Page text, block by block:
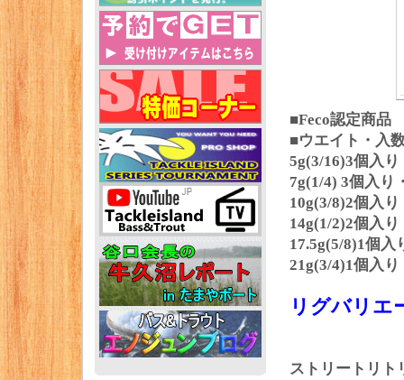
■Feco認定商品
■ウエイト・入
5g(3/16)3個入
7g(1/4) 3個入り
10g(3/8)2個入
14g(1/2)2個入
17.5g(5/8)1個入
21g(3/4)1個入
リグバリエ
ストリートリト